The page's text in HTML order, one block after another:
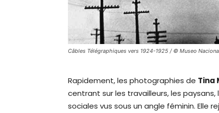
Câbles Télégraphiques vers 1924-1925 / © Museo
Rapidement, les photographies de Tina
centrant sur les travailleurs, les
sociales vus sous un angle féminin. Elle